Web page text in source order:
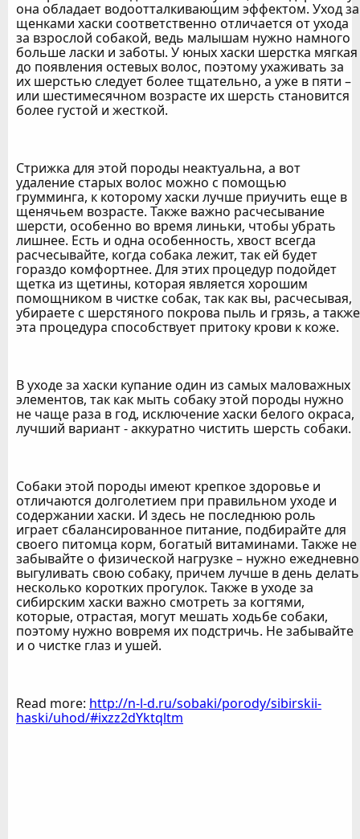
она обладает водоотталкивающим эффектом. Уход за
щенками хаски соответственно отличается от ухода
за взрослой собакой, ведь малышам нужно намного
больше ласки и заботы. У юных хаски шерстка мягкая
до появления остевых волос, поэтому ухаживать за
их шерстью следует более тщательно, а уже в пяти –
или шестимесячном возрасте их шерсть становится
более густой и жесткой.
Стрижка для этой породы неактуальна, а вот
удаление старых волос можно с помощью
грумминга, к которому хаски лучше приучить еще в
щенячьем возрасте. Также важно расчесывание
шерсти, особенно во время линьки, чтобы убрать
лишнее. Есть и одна особенность, хвост всегда
расчесывайте, когда собака лежит, так ей будет
гораздо комфортнее. Для этих процедур подойдет
щетка из щетины, которая является хорошим
помощником в чистке собак, так как вы, расчесывая,
убираете с шерстяного покрова пыль и грязь, а также
эта процедура способствует притоку крови к коже.
В уходе за хаски купание один из самых маловажных
элементов, так как мыть собаку этой породы нужно
не чаще раза в год, исключение хаски белого окраса,
лучший вариант - аккуратно чистить шерсть собаки.
Собаки этой породы имеют крепкое здоровье и
отличаются долголетием при правильном уходе и
содержании хаски. И здесь не последнюю роль
играет сбалансированное питание, подбирайте для
своего питомца корм, богатый витаминами. Также не
забывайте о физической нагрузке – нужно ежедневно
выгуливать свою собаку, причем лучше в день делать
несколько коротких прогулок. Также в уходе за
сибирским хаски важно смотреть за когтями,
которые, отрастая, могут мешать ходьбе собаки,
поэтому нужно вовремя их подстричь. Не забывайте
и о чистке глаз и ушей.
Read more: http://n-l-d.ru/sobaki/porody/sibirskii-
haski/uhod/#ixzz2dYktqltm